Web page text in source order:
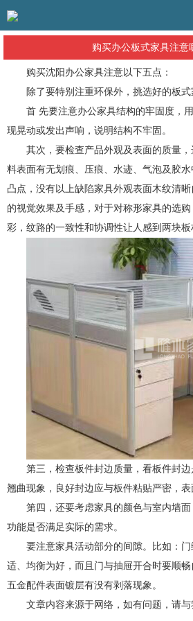
购买办公板式家具注意
购买沈阳办公家具注意以下五点：
除了要特别注重环保外，挑选好的板式
首 先要注意办公家具结构的牢固度，
现晃动或发出声响，说明结构不牢固。
其次，要检查产品外观及表面的质量
料表面有无划痕、压痕、水迹、气泡及胶
凸点，没有以上缺陷家具外观表面木纹清
的视觉效果及手感，对于对称形家具的选
彩，纹路的一致性和协调性让人感到两块板
第三，检查板件封边质量，看板件封边
翘曲现象，良好封边应与板件粘贴严密，表
第四，还要考虑家具的颜色与室内墙面
功能是否满足实际的需求。
要注意家具活动部分的间隙。比如：
适、均衡为好，而且门与抽屉开合时要顺
五金配件表面镀层有没有剥落现象。
文章内容来源于网络，如有问题，请与